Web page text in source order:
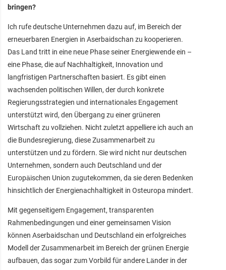
bringen?
Ich rufe deutsche Unternehmen dazu auf, im Bereich der
erneuerbaren Energien in Aserbaidschan zu kooperieren.
Das Land tritt in eine neue Phase seiner Energiewende ein –
eine Phase, die auf Nachhaltigkeit, Innovation und
langfristigen Partnerschaften basiert. Es gibt einen
wachsenden politischen Willen, der durch konkrete
Regierungsstrategien und internationales Engagement
unterstützt wird, den Übergang zu einer grüneren
Wirtschaft zu vollziehen. Nicht zuletzt appelliere ich auch an
die Bundesregierung, diese Zusammenarbeit zu
unterstützen und zu fördern. Sie wird nicht nur deutschen
Unternehmen, sondern auch Deutschland und der
Europäischen Union zugutekommen, da sie deren Bedenken
hinsichtlich der Energienachhaltigkeit in Osteuropa mindert.
Mit gegenseitigem Engagement, transparenten
Rahmenbedingungen und einer gemeinsamen Vision
können Aserbaidschan und Deutschland ein erfolgreiches
Modell der Zusammenarbeit im Bereich der grünen Energie
aufbauen, das sogar zum Vorbild für andere Länder in der